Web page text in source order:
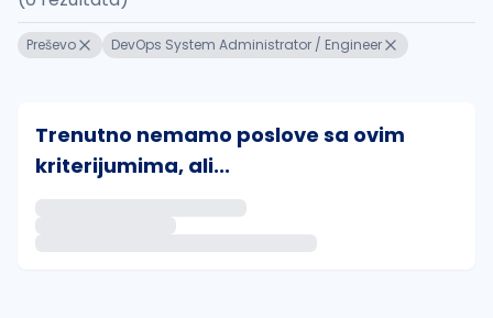
Preševo DevOps System Administrator / Engineer
Trenutno nemamo poslove sa ovim
kriterijumima, ali...